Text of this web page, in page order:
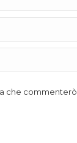
che commenterò.